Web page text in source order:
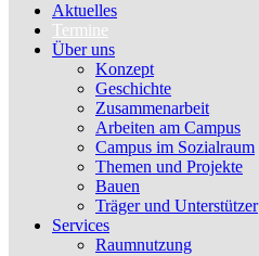
Aktuelles
Termine
Über uns
Konzept
Geschichte
Zusammenarbeit
Arbeiten am Campus
Campus im Sozialraum
Themen und Projekte
Bauen
Träger und Unterstützer
Services
Raumnutzung